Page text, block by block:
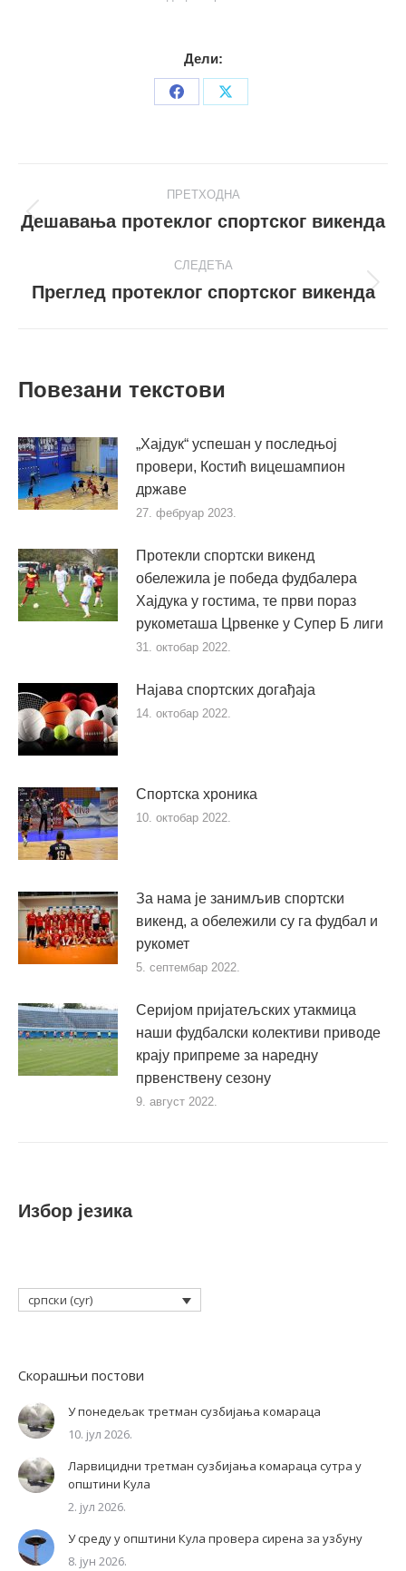
Дели:
Share
Share
navigation
ПРЕТХОДНА
Претходни
Дешавања протеклог спортског викенда
СЛЕДЕЋА
Следећи
Преглед протеклог спортског викенда
Повезани текстови
„Хајдук“ успешан у последњој
провери, Костић вицешампион
државе
27. фебруар 2023.
Протекли спортски викенд
обележила је победа фудбалера
Хајдука у гостима, те први пораз
рукометаша Црвенке у Супер Б лиги
31. октобар 2022.
Најава спортских догађаја
14. октобар 2022.
Спортска хроника
10. октобар 2022.
За нама је занимљив спортски
викенд, а обележили су га фудбал и
рукомет
5. септембар 2022.
Серијом пријатељских утакмица
наши фудбалски колективи приводе
крају припреме за наредну
првенствену сезону
9. август 2022.
Избор језика
српски (cyr)
Скорашњи постови
У понедељак третман сузбијања комараца
10. јул 2026.
Ларвицидни третман сузбијања комараца сутра у
општини Кула
2. јул 2026.
У среду у општини Кула провера сирена за узбуну
8. јун 2026.